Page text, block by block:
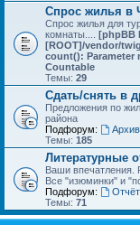
Спрос жилья в
Спрос жилья для
комнаты.... [phpBB
[ROOT]/vendor/
count(): Parameter
Countable
Темы: 29
Сдать/снять в
Предложения по
района
Подфорум:
Темы: 185
Литературные
Ваши впечатления.
Все "изюминки" и
Подфорум:
Темы: 71